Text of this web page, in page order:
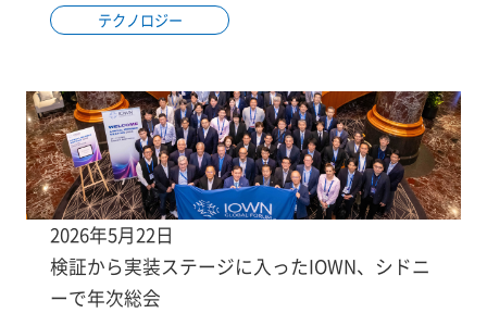
テクノロジー
2026年5月22日
検証から実装ステージに入ったIOWN、シドニ
ーで年次総会